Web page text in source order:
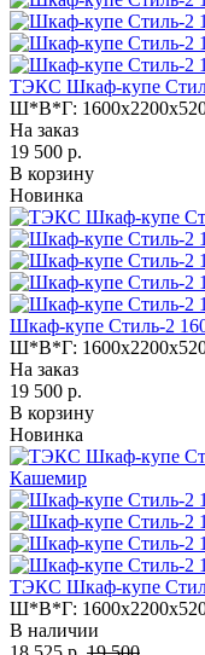
ТЭКС Шкаф-купе
Ш*В*Г:
На заказ
19 500 р.
В корзину
Новинка
Шкаф-купе Стиль-2
Ш*В*Г:
На заказ
19 500 р.
В корзину
Новинка
ТЭКС Шкаф-купе
Ш*В*Г:
В наличии